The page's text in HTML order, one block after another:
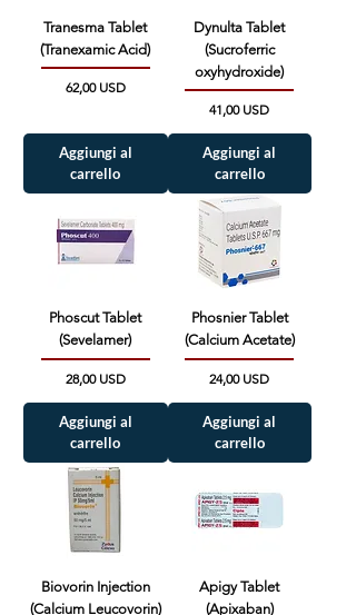
Tranesma Tablet
(Tranexamic Acid)
Prezzo
62,00 USD
Aggiungi al
carrello
Dynulta Tablet
(Sucroferric
oxyhydroxide)
Prezzo
41,00 USD
Aggiungi al
carrello
Phoscut Tablet
(Sevelamer)
Prezzo
28,00 USD
Aggiungi al
carrello
Phosnier Tablet
(Calcium Acetate)
Prezzo
24,00 USD
Aggiungi al
carrello
Biovorin Injection
(Calcium Leucovorin)
Apigy Tablet
(Apixaban)